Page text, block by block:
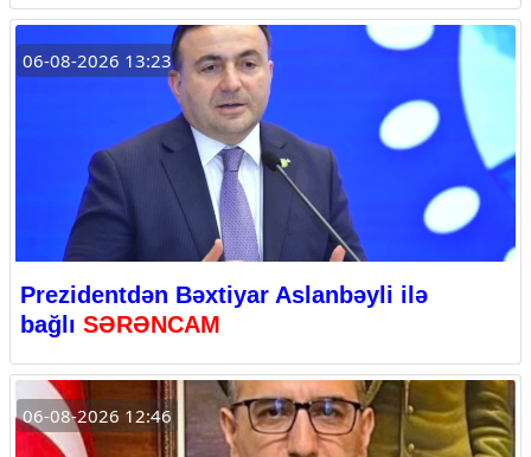
06-08-2026 13:23
Prezidentdən Bəxtiyar Aslanbəyli ilə
bağlı SƏRƏNCAM
06-08-2026 12:46